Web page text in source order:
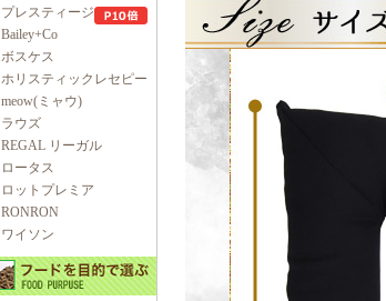
プレスティージ
Bailey+Co
ボスケス
ホリスティックレセピー
meow(ミャウ)
ラウズ
REGAL リーガル
ロータス
ロットプレミア
RONRON
ワイソン